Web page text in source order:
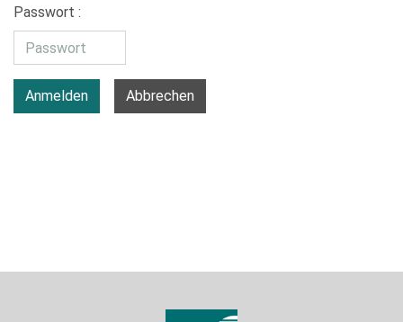
Passwort :
Anmelden Abbrechen